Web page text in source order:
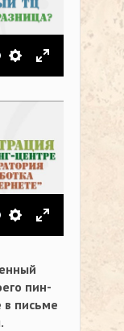
звук
Настройки
На весь
звук
Настройки
На весь
пин-
в письме